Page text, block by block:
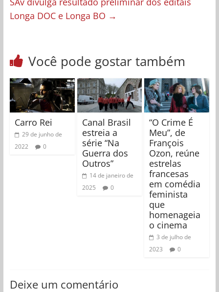
Longa DOC e Longa BO →
Você pode gostar também
Carro Rei
29 de junho de
2022
0
Canal Brasil
estreia a
série “Na
Guerra dos
Outros”
14 de janeiro de
2025
0
“O Crime É
Meu”, de
François
Ozon, reúne
estrelas
francesas
em comédia
feminista
que
homenageia
o cinema
3 de julho de
2023
0
Deixe um comentário